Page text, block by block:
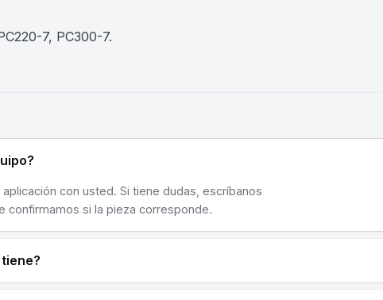
7, PC300-7.
con usted. Si tiene dudas, escríbanos
confirmamos si la pieza corresponde.